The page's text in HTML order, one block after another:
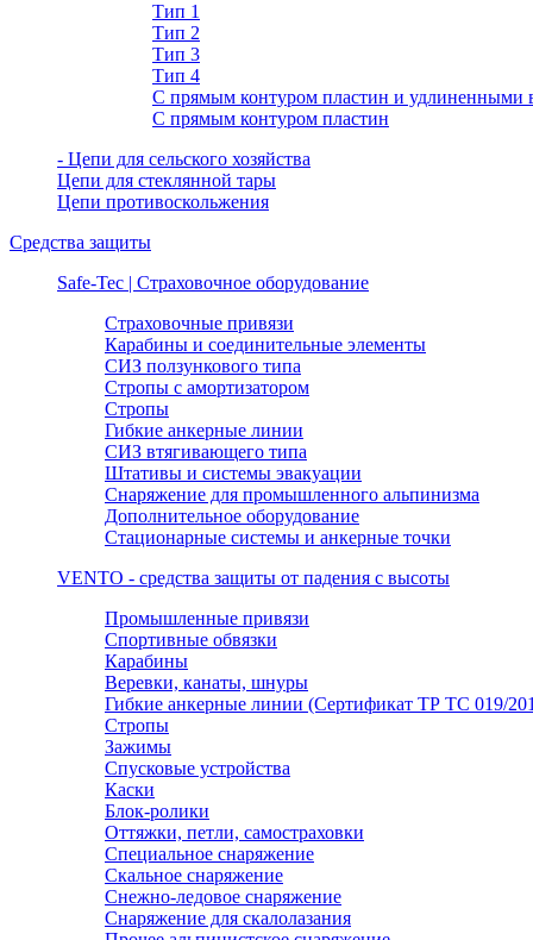
Тип 1
Тип 2
Тип 3
Тип 4
С прямым контуром пластин и удлиненными
С прямым контуром пластин
- Цепи для сельского хозяйства
Цепи для стеклянной тары
Цепи противоскольжения
Средства защиты
Safe-Tec | Страховочное оборудование
Страховочные привязи
Карабины и соединительные элементы
СИЗ ползункового типа
Стропы с амортизатором
Стропы
Гибкие анкерные линии
СИЗ втягивающего типа
Штативы и системы эвакуации
Снаряжение для промышленного альпинизма
Дополнительное оборудование
Стационарные системы и анкерные точки
VENTO - средства защиты от падения с высоты
Промышленные привязи
Спортивные обвязки
Карабины
Веревки, канаты, шнуры
Гибкие анкерные линии (Сертификат ТР ТС 019/
Стропы
Зажимы
Спусковые устройства
Каски
Блок-ролики
Оттяжки, петли, самостраховки
Специальное снаряжение
Скальное снаряжение
Снежно-ледовое снаряжение
Снаряжение для скалолазания